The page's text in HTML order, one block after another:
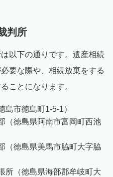
判所
以下の通りです。遺産相続
要な際や、相続放棄をする
ことになります。
島市徳島町1-5-1）
徳島県阿南市富岡町西池
徳島県美馬市脇町大字脇
（徳島県海部郡牟岐町大